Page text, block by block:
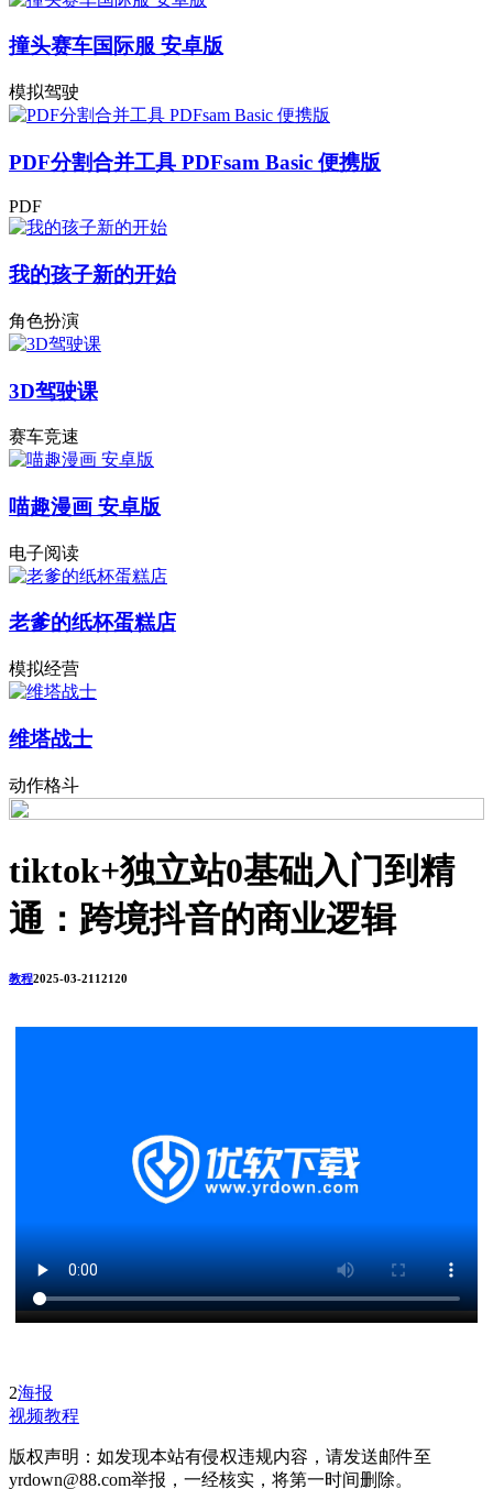
撞头赛车国际服 安卓版
模拟驾驶
PDF分割合并工具 PDFsam Basic 便携版
PDF
我的孩子新的开始
角色扮演
3D驾驶课
赛车竞速
喵趣漫画 安卓版
电子阅读
老爹的纸杯蛋糕店
模拟经营
维塔战士
动作格斗
tiktok+独立站0基础入门到精
通：跨境抖音的商业逻辑
教程2025-03-21 12120
2海报
视频教程
版权声明：如发现本站有侵权违规内容，请发送邮件至
yrdown@88.com举报，一经核实，将第一时间删除。